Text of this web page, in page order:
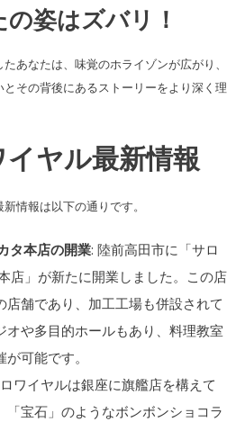
姿はズバリ！
あなたは、味覚のホライゾンが広がり、
その背後にあるストーリーをより深く理
ヤル最新情報
情報は以下の通りです。
タ本店の開業: 陸前高田市に「サロ
店」が新たに開業しました。この店
舗であり、加工工場も併設されて
オや多目的ホールもあり、料理教室
可能です​​​​。
ワイヤルは銀座に旗艦店を構えて
「宝石」のようなボンボンショコラ